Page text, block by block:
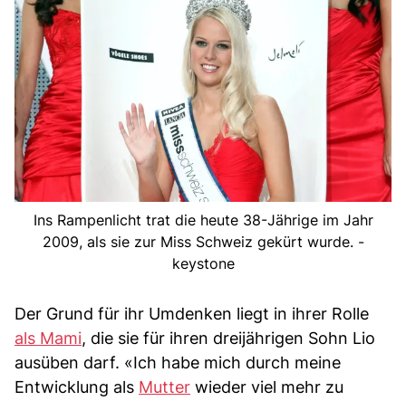
Ins Rampenlicht trat die heute 38-Jährige im Jahr
2009, als sie zur Miss Schweiz gekürt wurde. -
keystone
Der Grund für ihr Umdenken liegt in ihrer Rolle
als Mami, die sie für ihren dreijährigen Sohn Lio
ausüben darf. «Ich habe mich durch meine
Entwicklung als Mutter wieder viel mehr zu